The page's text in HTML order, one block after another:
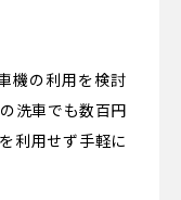
機の利用を検討
洗車でも数百円
利用せず手軽に